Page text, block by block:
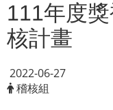
111年度
核計畫
2022-06-27
稽核組